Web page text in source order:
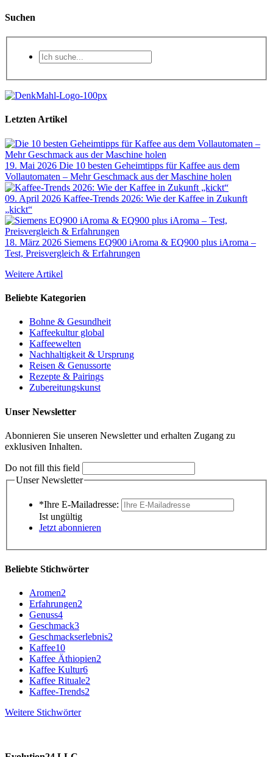
Suchen
Letzten Artikel
19. Mai 2026 Die 10 besten Geheimtipps für Kaffee aus dem
Vollautomaten – Mehr Geschmack aus der Maschine holen
09. April 2026 Kaffee-Trends 2026: Wie der Kaffee in Zukunft
„kickt“
18. März 2026 Siemens EQ900 iAroma & EQ900 plus iAroma –
Test, Preisvergleich & Erfahrungen
Weitere Artikel
Beliebte Kategorien
Bohne & Gesundheit
Kaffeekultur global
Kaffeewelten
Nachhaltigkeit & Ursprung
Reisen & Genussorte
Rezepte & Pairings
Zubereitungskunst
Unser Newsletter
Abonnieren Sie unseren Newsletter und erhalten Zugang zu
exklusiven Inhalten.
Do not fill this field
Unser Newsletter
*Ihre E-Mailadresse:
Ist ungültig
Jetzt abonnieren
Beliebte Stichwörter
Aromen2
Erfahrungen2
Genuss4
Geschmack3
Geschmackserlebnis2
Kaffee10
Kaffee Äthiopien2
Kaffee Kultur6
Kaffee Rituale2
Kaffee-Trends2
Weitere Stichwörter